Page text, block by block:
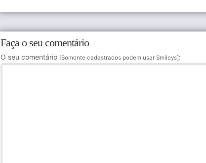
Faça o seu comentário
O seu comentário [Somente cadastrados podem usar Smileys] :